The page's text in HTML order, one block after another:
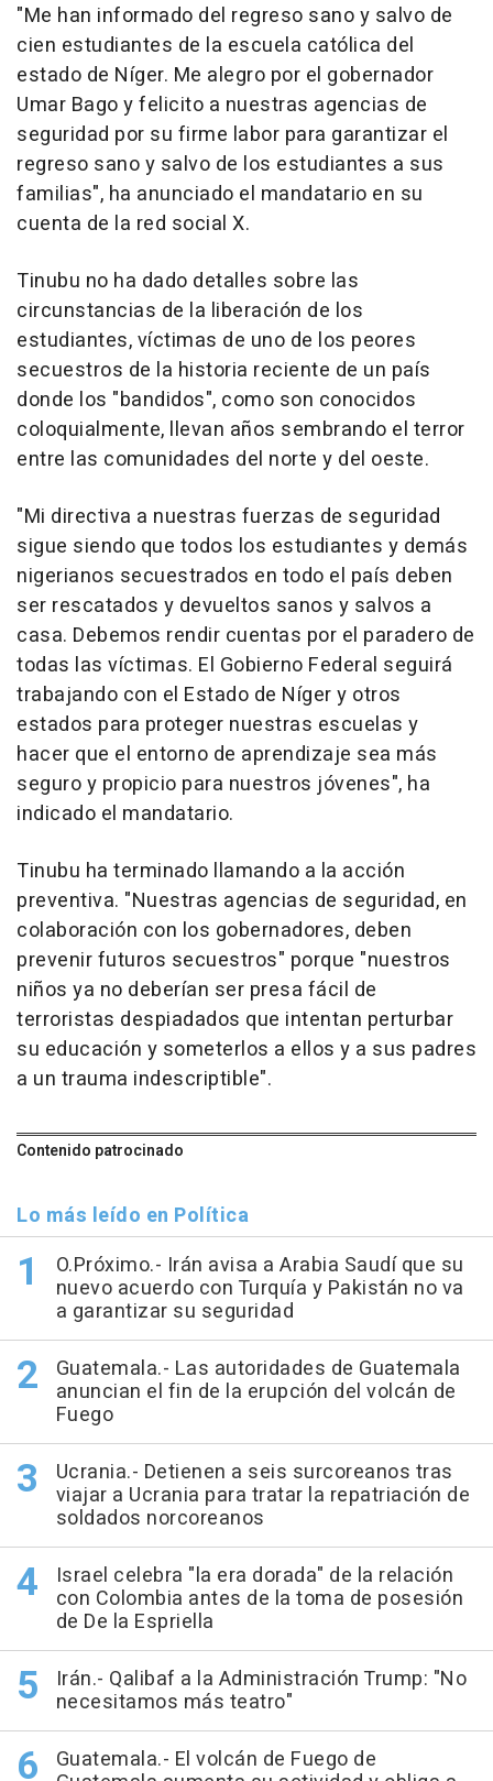
"Me han informado del regreso sano y salvo de
cien estudiantes de la escuela católica del
estado de Níger. Me alegro por el gobernador
Umar Bago y felicito a nuestras agencias de
seguridad por su firme labor para garantizar el
regreso sano y salvo de los estudiantes a sus
familias", ha anunciado el mandatario en su
cuenta de la red social X.
Tinubu no ha dado detalles sobre las
circunstancias de la liberación de los
estudiantes, víctimas de uno de los peores
secuestros de la historia reciente de un país
donde los "bandidos", como son conocidos
coloquialmente, llevan años sembrando el terror
entre las comunidades del norte y del oeste.
"Mi directiva a nuestras fuerzas de seguridad
sigue siendo que todos los estudiantes y demás
nigerianos secuestrados en todo el país deben
ser rescatados y devueltos sanos y salvos a
casa. Debemos rendir cuentas por el paradero de
todas las víctimas. El Gobierno Federal seguirá
trabajando con el Estado de Níger y otros
estados para proteger nuestras escuelas y
hacer que el entorno de aprendizaje sea más
seguro y propicio para nuestros jóvenes", ha
indicado el mandatario.
Tinubu ha terminado llamando a la acción
preventiva. "Nuestras agencias de seguridad, en
colaboración con los gobernadores, deben
prevenir futuros secuestros" porque "nuestros
niños ya no deberían ser presa fácil de
terroristas despiadados que intentan perturbar
su educación y someterlos a ellos y a sus padres
a un trauma indescriptible".
Contenido patrocinado
Lo más leído en Política
O.Próximo.- Irán avisa a Arabia Saudí que su
nuevo acuerdo con Turquía y Pakistán no va
a garantizar su seguridad
Guatemala.- Las autoridades de Guatemala
anuncian el fin de la erupción del volcán de
Fuego
Ucrania.- Detienen a seis surcoreanos tras
viajar a Ucrania para tratar la repatriación de
soldados norcoreanos
Israel celebra "la era dorada" de la relación
con Colombia antes de la toma de posesión
de De la Espriella
Irán.- Qalibaf a la Administración Trump: "No
necesitamos más teatro"
Guatemala.- El volcán de Fuego de